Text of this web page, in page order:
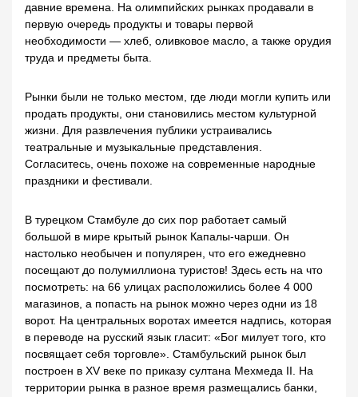
давние времена. На олимпийских рынках продавали в
первую очередь продукты и товары первой
необходимости — хлеб, оливковое масло, а также орудия
труда и предметы быта.
Рынки были не только местом, где люди могли купить или
продать продукты, они становились местом культурной
жизни. Для развлечения публики устраивались
театральные и музыкальные представления.
Согласитесь, очень похоже на современные народные
праздники и фестивали.
В турецком Стамбуле до сих пор работает самый
большой в мире крытый рынок Капалы-чарши. Он
настолько необычен и популярен, что его ежедневно
посещают до полумиллиона туристов! Здесь есть на что
посмотреть: на 66 улицах расположились более 4 000
магазинов, а попасть на рынок можно через одни из 18
ворот. На центральных воротах имеется надпись, которая
в переводе на русский язык гласит: «Бог милует того, кто
посвящает себя торговле». Стамбульский рынок был
построен в XV веке по приказу султана Мехмеда II. На
территории рынка в разное время размещались банки,